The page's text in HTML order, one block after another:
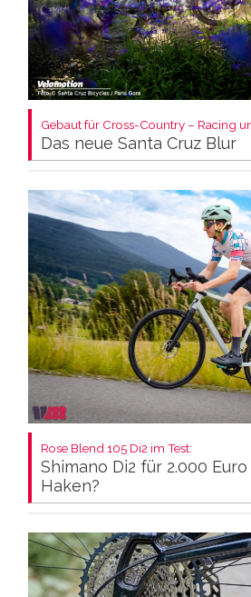
Gebaut für Cross-Country – Racing
Das neue Santa Cruz Blur
Rose Blend 105 Di2 im Test:
Shimano Di2 für 2.000
Haken?